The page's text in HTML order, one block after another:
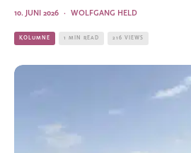
WOLFGANG HELD
·
10. JUNI 2026
KOLUMNE 1 MIN READ 216 VIEWS